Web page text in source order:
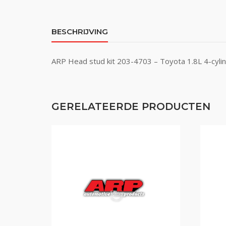
BESCHRIJVING
ARP Head stud kit 203-4703 – Toyota 1.8L 4-
GERELATEERDE PRODUCTEN